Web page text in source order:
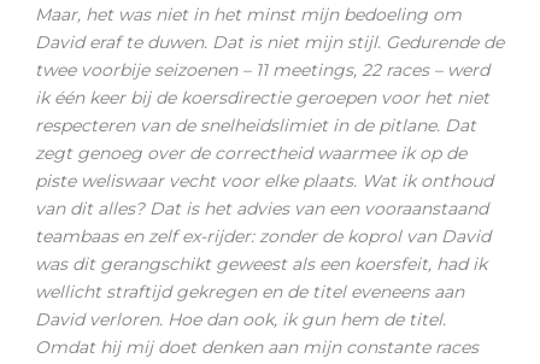
Maar, het was niet in het minst mijn bedoeling om
David eraf te duwen. Dat is niet mijn stijl. Gedurende de
twee voorbije seizoenen – 11 meetings, 22 races – werd
ik één keer bij de koersdirectie geroepen voor het niet
respecteren van de snelheidslimiet in de pitlane. Dat
zegt genoeg over de correctheid waarmee ik op de
piste weliswaar vecht voor elke plaats. Wat ik onthoud
van dit alles? Dat is het advies van een vooraanstaand
teambaas en zelf ex-rijder: zonder de koprol van David
was dit gerangschikt geweest als een koersfeit, had ik
wellicht straftijd gekregen en de titel eveneens aan
David verloren. Hoe dan ook, ik gun hem de titel.
Omdat hij mij doet denken aan mijn constante races